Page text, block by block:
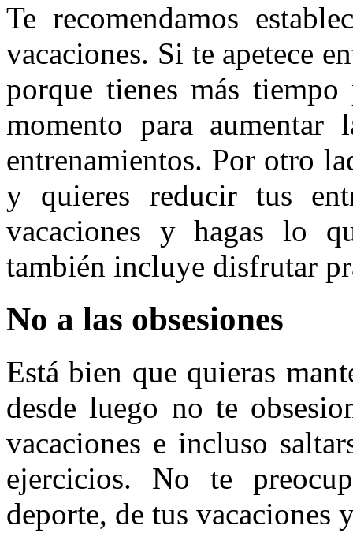
Te recomendamos
vacaciones. Si te apetece
porque tienes más
momento para
entrenamientos. Por otro
y quieres reducir tus
vacaciones y hagas lo
también incluye disfrutar
No a las obsesiones
Está bien que quieras
desde luego no te
vacaciones e incluso
ejercicios. No te
deporte, de tus vacaciones